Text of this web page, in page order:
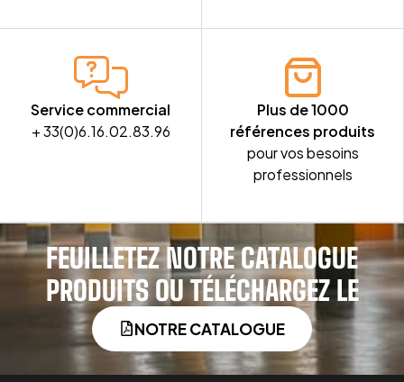
Service commercial
+ 33(0)6.16.02.83.96
Plus de 1000
références produits
pour vos besoins
professionnels
FEUILLETEZ NOTRE CATALOGUE
PRODUITS OU TÉLÉCHARGEZ LE
NOTRE CATALOGUE